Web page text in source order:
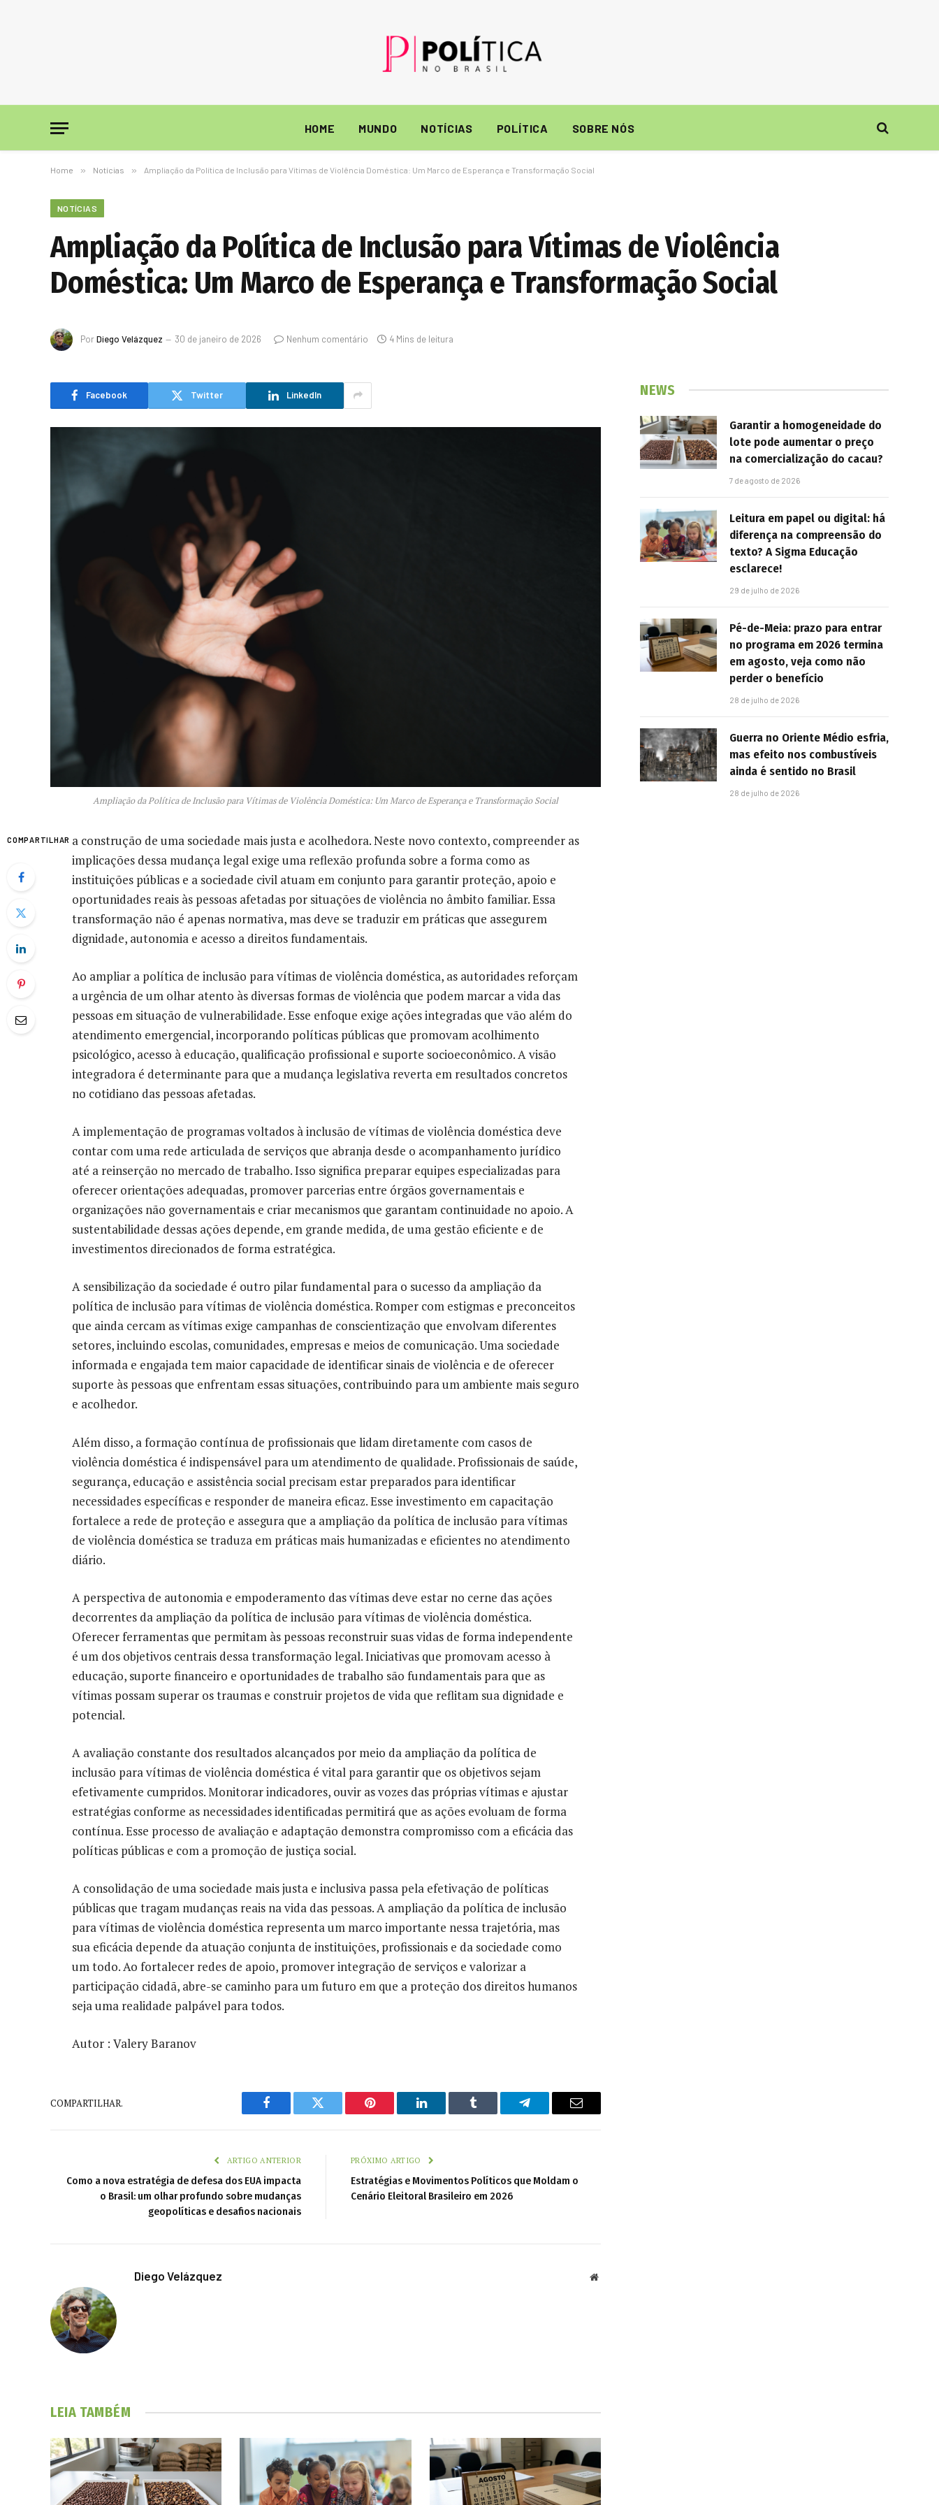
HOME MUNDO NOTÍCIAS POLÍTICA SOBRE NÓS
Home » Notícias » Ampliação da Política de Inclusão para Vítimas de Violência Doméstica: Um Marco de Esperança e Transformação Social
NOTÍCIAS
Ampliação da Política de Inclusão para Vítimas de Violência
Doméstica: Um Marco de Esperança e Transformação Social
PorDiego Velázquez 30 de janeiro de 2026 Nenhum comentário 4 Mins de leitura
Facebook Twitter LinkedIn
Ampliação da Política de Inclusão para Vítimas de Violência Doméstica: Um Marco de Esperança e Transformação Social
COMPARTILHAR a construção de uma sociedade mais justa e acolhedora. Neste novo contexto, compreender as
implicações dessa mudança legal exige uma reflexão profunda sobre a forma como as
instituições públicas e a sociedade civil atuam em conjunto para garantir proteção, apoio e
oportunidades reais às pessoas afetadas por situações de violência no âmbito familiar. Essa
transformação não é apenas normativa, mas deve se traduzir em práticas que assegurem
dignidade, autonomia e acesso a direitos fundamentais.
Ao ampliar a política de inclusão para vítimas de violência doméstica, as autoridades reforçam
a urgência de um olhar atento às diversas formas de violência que podem marcar a vida das
pessoas em situação de vulnerabilidade. Esse enfoque exige ações integradas que vão além do
atendimento emergencial, incorporando políticas públicas que promovam acolhimento
psicológico, acesso à educação, qualificação profissional e suporte socioeconômico. A visão
integradora é determinante para que a mudança legislativa reverta em resultados concretos
no cotidiano das pessoas afetadas.
A implementação de programas voltados à inclusão de vítimas de violência doméstica deve
contar com uma rede articulada de serviços que abranja desde o acompanhamento jurídico
até a reinserção no mercado de trabalho. Isso significa preparar equipes especializadas para
oferecer orientações adequadas, promover parcerias entre órgãos governamentais e
organizações não governamentais e criar mecanismos que garantam continuidade no apoio. A
sustentabilidade dessas ações depende, em grande medida, de uma gestão eficiente e de
investimentos direcionados de forma estratégica.
A sensibilização da sociedade é outro pilar fundamental para o sucesso da ampliação da
política de inclusão para vítimas de violência doméstica. Romper com estigmas e preconceitos
que ainda cercam as vítimas exige campanhas de conscientização que envolvam diferentes
setores, incluindo escolas, comunidades, empresas e meios de comunicação. Uma sociedade
informada e engajada tem maior capacidade de identificar sinais de violência e de oferecer
suporte às pessoas que enfrentam essas situações, contribuindo para um ambiente mais seguro
e acolhedor.
Além disso, a formação contínua de profissionais que lidam diretamente com casos de
violência doméstica é indispensável para um atendimento de qualidade. Profissionais de saúde,
segurança, educação e assistência social precisam estar preparados para identificar
necessidades específicas e responder de maneira eficaz. Esse investimento em capacitação
fortalece a rede de proteção e assegura que a ampliação da política de inclusão para vítimas
de violência doméstica se traduza em práticas mais humanizadas e eficientes no atendimento
diário.
A perspectiva de autonomia e empoderamento das vítimas deve estar no cerne das ações
decorrentes da ampliação da política de inclusão para vítimas de violência doméstica.
Oferecer ferramentas que permitam às pessoas reconstruir suas vidas de forma independente
é um dos objetivos centrais dessa transformação legal. Iniciativas que promovam acesso à
educação, suporte financeiro e oportunidades de trabalho são fundamentais para que as
vítimas possam superar os traumas e construir projetos de vida que reflitam sua dignidade e
potencial.
A avaliação constante dos resultados alcançados por meio da ampliação da política de
inclusão para vítimas de violência doméstica é vital para garantir que os objetivos sejam
efetivamente cumpridos. Monitorar indicadores, ouvir as vozes das próprias vítimas e ajustar
estratégias conforme as necessidades identificadas permitirá que as ações evoluam de forma
contínua. Esse processo de avaliação e adaptação demonstra compromisso com a eficácia das
políticas públicas e com a promoção de justiça social.
A consolidação de uma sociedade mais justa e inclusiva passa pela efetivação de políticas
públicas que tragam mudanças reais na vida das pessoas. A ampliação da política de inclusão
para vítimas de violência doméstica representa um marco importante nessa trajetória, mas
sua eficácia depende da atuação conjunta de instituições, profissionais e da sociedade como
um todo. Ao fortalecer redes de apoio, promover integração de serviços e valorizar a
participação cidadã, abre-se caminho para um futuro em que a proteção dos direitos humanos
seja uma realidade palpável para todos.
Autor : Valery Baranov
COMPARTILHAR.
Facebook Twitter Pinterest LinkedIn Tumblr Telegram Email
ARTIGO ANTERIOR
Como a nova estratégia de defesa dos EUA impacta
o Brasil: um olhar profundo sobre mudanças
geopolíticas e desafios nacionais
PRÓXIMO ARTIGO
Estratégias e Movimentos Políticos que Moldam o
Cenário Eleitoral Brasileiro em 2026
Diego Velázquez Website
LEIA TAMBÉM
NEWS
Garantir a homogeneidade do
lote pode aumentar o preço
na comercialização do cacau?
7 de agosto de 2026
Leitura em papel ou digital: há
diferença na compreensão do
texto? A Sigma Educação
esclarece!
29 de julho de 2026
Pé-de-Meia: prazo para entrar
no programa em 2026 termina
em agosto, veja como não
perder o benefício
28 de julho de 2026
Guerra no Oriente Médio esfria,
mas efeito nos combustíveis
ainda é sentido no Brasil
28 de julho de 2026